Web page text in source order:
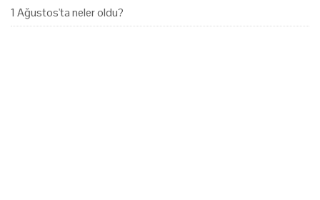
1 Ağustos'ta neler oldu?